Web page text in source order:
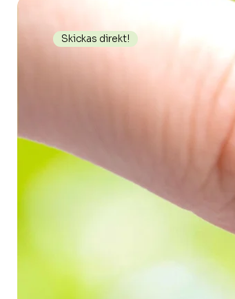
Skickas direkt!